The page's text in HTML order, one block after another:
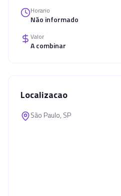
Horario
Não informado
Valor
A combinar
Localizacao
São Paulo, SP